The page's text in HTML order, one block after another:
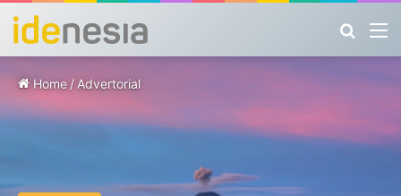
Home / Advertorial